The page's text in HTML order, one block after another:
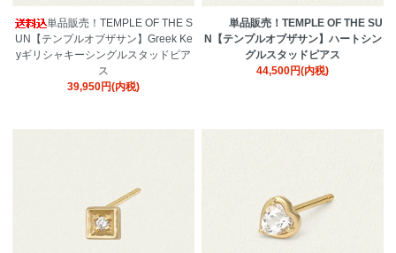
単品販売！TEMPLE OF THE S
UN【テンプルオブザサン】Greek Ke
yギリシャキーシングルスタッドピア
ス
39,950円(内税)
単品販売！TEMPLE OF THE SU
N【テンプルオブザサン】ハートシン
グルスタッドピアス
44,500円(内税)